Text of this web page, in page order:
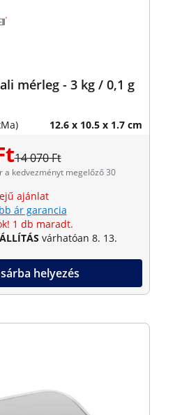
mérleg - 3 kg / 0,1 g
12.6 x 10.5 x 1.7 cm
14 070 Ft
a kedvezményt megelőző 30
ajánlat
ár garancia
1 db maradt.
várhatóan 8. 13.
helyezés